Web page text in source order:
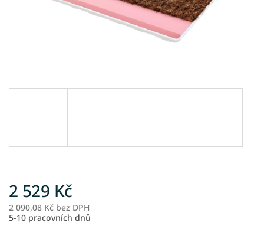
2 529 Kč
2 090,08 Kč bez DPH
5-10 pracovních dnů